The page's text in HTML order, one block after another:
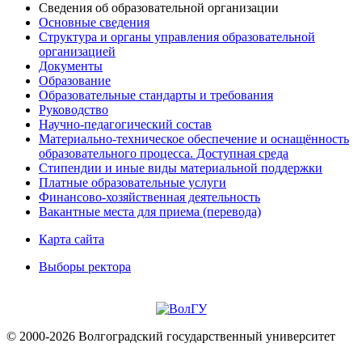
Сведения об образовательной организации
Основные сведения
Структура и органы управления образовательной
организацией
Документы
Образование
Образовательные стандарты и требования
Руководство
Научно-педагогический состав
Материально-техническое обеспечение и оснащённость
образовательного процесса. Доступная среда
Стипендии и иные виды материальной поддержки
Платные образовательные услуги
Финансово-хозяйственная деятельность
Вакантные места для приема (перевода)
Карта сайта
Выборы ректора
© 2000-2026 Волгоградский государственный университет